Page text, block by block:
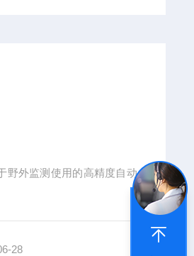
野外监测使用的高精度自动
28